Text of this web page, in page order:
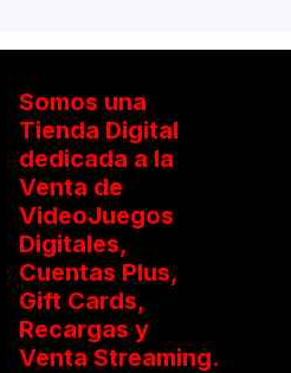
Somos una
Tienda Digital
dedicada a la
Venta de
VideoJuegos
Digitales,
Cuentas Plus,
Gift Cards,
Recargas y
Venta Streaming.